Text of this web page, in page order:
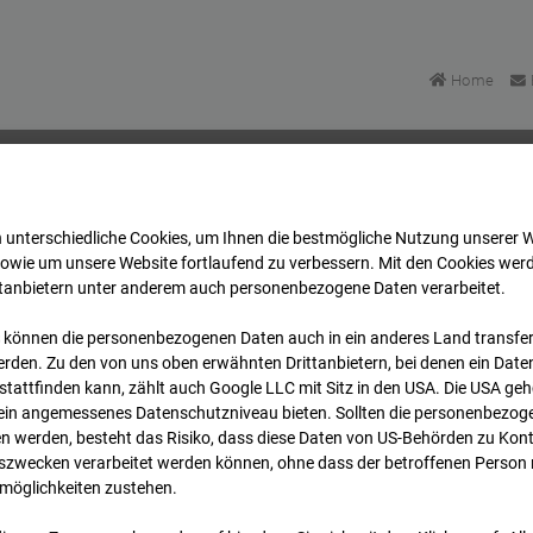
Home
Bpl 5B – 96WE - Cam 2 Archiv 2026 07 08
Bpl 5B – 96WE -
unterschiedliche Cookies, um Ihnen die best­mögliche Nutzung unserer
um unsere Website fortlaufend zu verbessern. Mit den Cookies
unter anderem auch personenbezogene Daten verarbeitet.
können die personenbezogenen Daten auch in ein anderes Land
Zu den von uns oben erwähnten Drittanbietern, bei denen ein
kann, zählt auch Google LLC mit Sitz in den USA. Die USA
angemessenes Datenschutzniveau bieten. Sollten die
werden, besteht das Risiko, dass diese Daten von US-Behörden zu
verarbeitet werden können, ohne dass der betroffenen Person
zustehen.